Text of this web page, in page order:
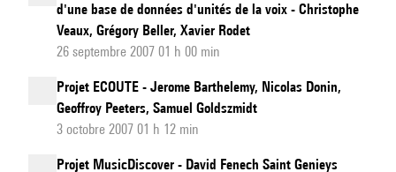
d'une base de données d'unités de la voix - Christophe
Veaux, Grégory Beller, Xavier Rodet
26 septembre 2007 01 h 00 min
Projet ECOUTE - Jerome Barthelemy, Nicolas Donin,
Geoffroy Peeters, Samuel Goldszmidt
3 octobre 2007 01 h 12 min
Projet MusicDiscover - David Fenech Saint Genieys